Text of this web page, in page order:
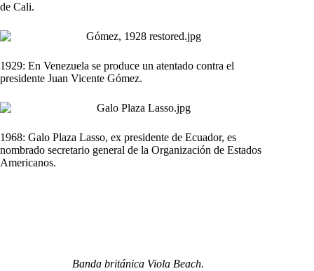
de Cali.
1929: En Venezuela se produce un atentado contra el
presidente Juan Vicente Gómez.
1968: Galo Plaza Lasso, ex presidente de Ecuador, es
nombrado secretario general de la Organización de Estados
Americanos.
Banda británica Viola Beach.